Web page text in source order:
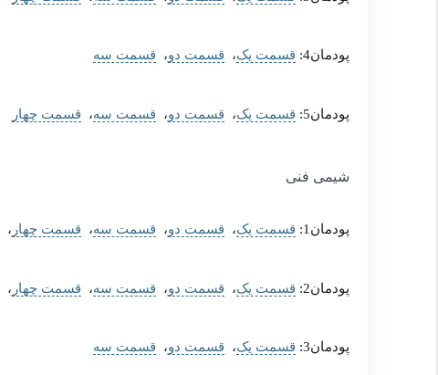
پودمان4: قسمت یک، قسمت دو، قسمت سه
پودمان5: قسمت یک، قسمت دو، قسمت سه، قسمت چهار
شیمی فنی
پودمان1: قسمت یک، قسمت دو، قسمت سه، قسمت چهار ،
پودمان2: قسمت یک، قسمت دو، قسمت سه، قسمت چهار ،
پودمان3: قسمت یک، قسمت دو، قسمت سه